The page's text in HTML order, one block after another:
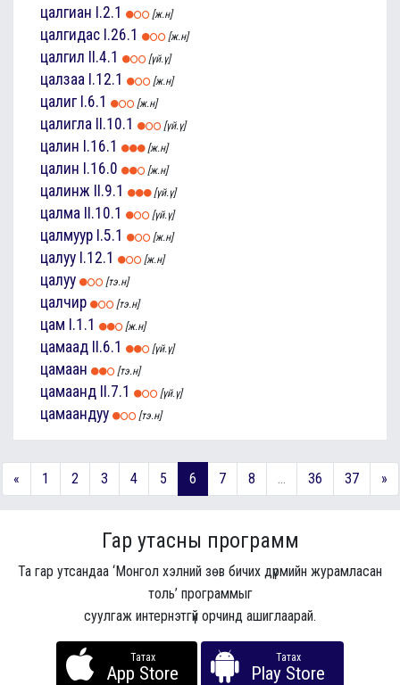
цалгиан I.2.1 [ж.н]
цалгидас I.26.1 [ж.н]
цалгил II.4.1 [үй.ү]
цалзаа I.12.1 [ж.н]
цалиг I.6.1 [ж.н]
цалигла II.10.1 [үй.ү]
цалин I.16.1 [ж.н]
цалин I.16.0 [ж.н]
цалинж II.9.1 [үй.ү]
цалма II.10.1 [үй.ү]
цалмуур I.5.1 [ж.н]
цалуу I.12.1 [ж.н]
цалуу [тэ.н]
цалчир [тэ.н]
цам I.1.1 [ж.н]
цамаад II.6.1 [үй.ү]
цамаан [тэ.н]
цамаанд II.7.1 [үй.ү]
цамаандуу [тэ.н]
« 1 2 3 4 5 6 7 8 ... 36 37 »
Гар утасны программ
Та гар утсандаа ‘Монгол хэлний зөв бичих дүрмийн журамласан
толь’ программыг
суулгаж интернэтгүй орчинд ашиглаарай.
Татах
App Store
Татах
Play Store